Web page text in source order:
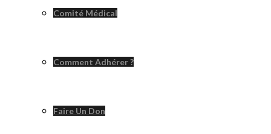
Comité Médical
Comment Adhérer ?
Faire Un Don